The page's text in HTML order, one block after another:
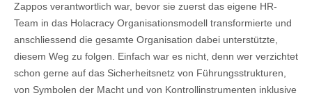
Zappos verantwortlich war, bevor sie zuerst das eigene HR-
Team in das Holacracy Organisationsmodell transformierte und
anschliessend die gesamte Organisation dabei unterstützte,
diesem Weg zu folgen. Einfach war es nicht, denn wer verzichtet
schon gerne auf das Sicherheitsnetz von Führungsstrukturen,
von Symbolen der Macht und von Kontrollinstrumenten inklusive